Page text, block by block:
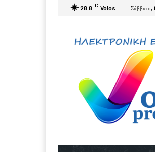
28.8 C Volos Σάββατο,